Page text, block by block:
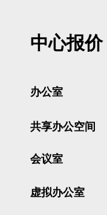
中心报价
办公室
共享办公空间
会议室
虚拟办公室